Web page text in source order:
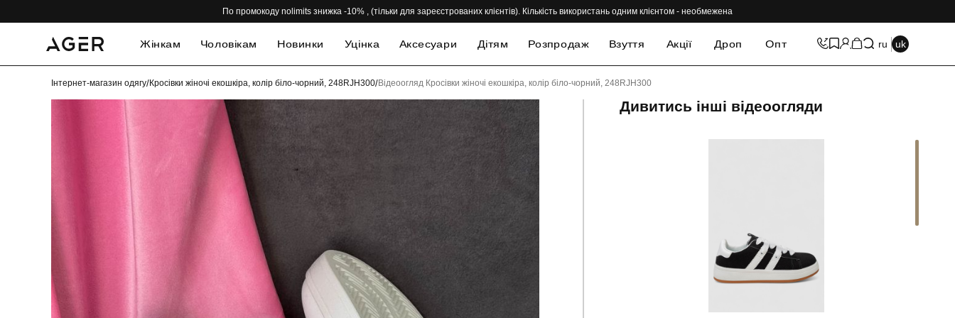
По промокоду nolimits знижка -10% , (тільки для зареєстрованих клієнтів). Кількість використань одним клієнтом - необмежена
Жінкам Чоловікам Новинки Уцінка Аксесуари Дітям Розпродаж Взуття Акції Дроп Опт ru uk
Інтернет-магазин одягу/Кросівки жіночі екошкіра, колір біло-чорний, 248RJH300/Відеоогляд Кросівки жіночі екошкіра, колір біло-чорний, 248RJH300
Дивитись інші відеоогляди